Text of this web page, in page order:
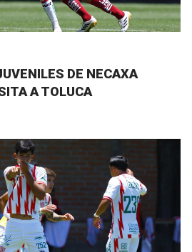
DE NECAXA
A TOLUCA